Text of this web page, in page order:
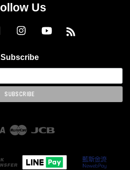
Us
Facebook Instagram YouTube
Subscribe
Visa Master